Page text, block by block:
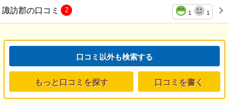
諏訪郡の口コミ 1 1
2
口コミ以外も検索する
もっと口コミを探す 口コミを書く